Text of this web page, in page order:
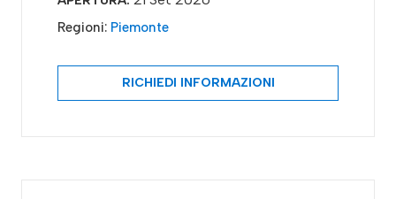
Regioni: Piemonte
RICHIEDI INFORMAZIONI